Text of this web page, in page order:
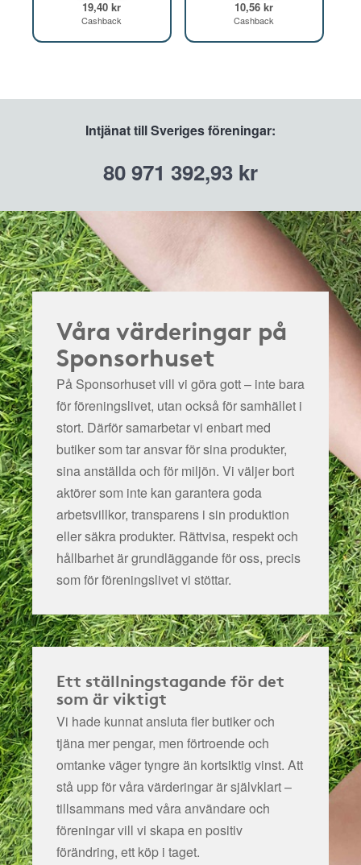
19,40 kr
Cashback
10,56 kr
Cashback
Intjänat till Sveriges föreningar:
80 971 392,93 kr
Våra värderingar på
Sponsorhuset
På Sponsorhuset vill vi göra gott – inte bara
för föreningslivet, utan också för samhället i
stort. Därför samarbetar vi enbart med
butiker som tar ansvar för sina produkter,
sina anställda och för miljön. Vi väljer bort
aktörer som inte kan garantera goda
arbetsvillkor, transparens i sin produktion
eller säkra produkter. Rättvisa, respekt och
hållbarhet är grundläggande för oss, precis
som för föreningslivet vi stöttar.
Ett ställningstagande för det
som är viktigt
Vi hade kunnat ansluta fler butiker och
tjäna mer pengar, men förtroende och
omtanke väger tyngre än kortsiktig vinst. Att
stå upp för våra värderingar är självklart –
tillsammans med våra användare och
föreningar vill vi skapa en positiv
förändring, ett köp i taget.